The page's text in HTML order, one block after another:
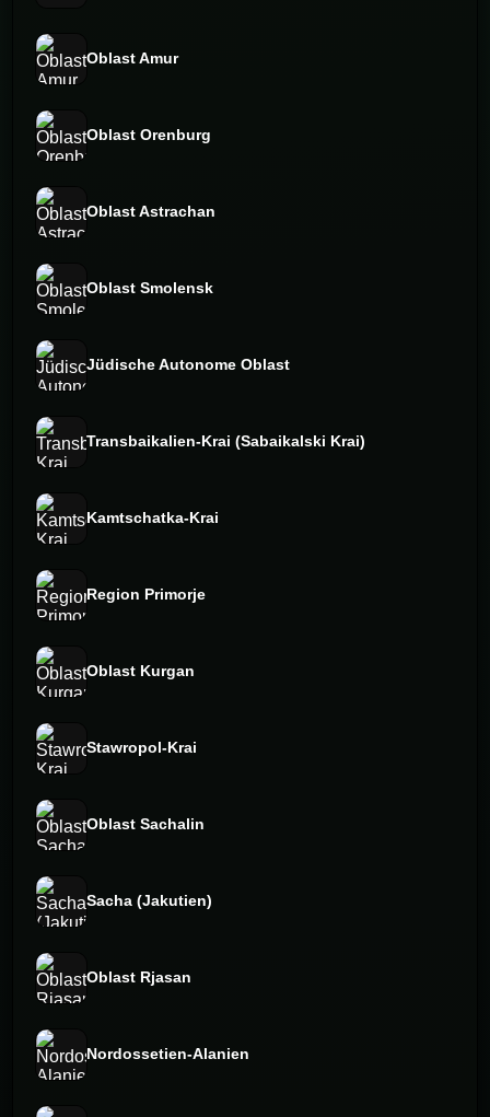
Oblast Amur
Oblast Orenburg
Oblast Astrachan
Oblast Smolensk
Jüdische Autonome Oblast
Transbaikalien-Krai (Sabaikalski Krai)
Kamtschatka-Krai
Region Primorje
Oblast Kurgan
Stawropol-Krai
Oblast Sachalin
Sacha (Jakutien)
Oblast Rjasan
Nordossetien-Alanien